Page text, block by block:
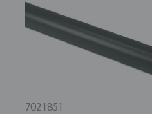
7021851